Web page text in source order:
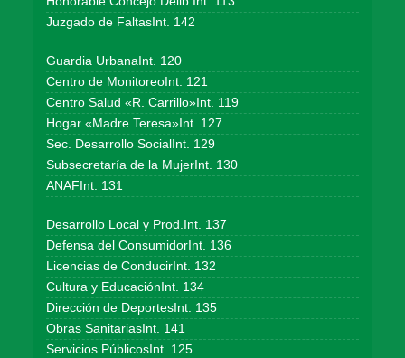
Juzgado de FaltasInt. 142
Guardia UrbanaInt. 120
Centro de MonitoreoInt. 121
Centro Salud «R. Carrillo»Int. 119
Hogar «Madre Teresa»Int. 127
Sec. Desarrollo SocialInt. 129
Subsecretaría de la MujerInt. 130
ANAFInt. 131
Desarrollo Local y Prod.Int. 137
Defensa del ConsumidorInt. 136
Licencias de ConducirInt. 132
Cultura y EducaciónInt. 134
Dirección de DeportesInt. 135
Obras SanitariasInt. 141
Servicios PúblicosInt. 125